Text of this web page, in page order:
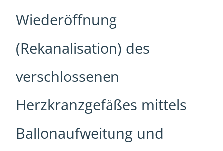
Wiederöffnung
(Rekanalisation) des
verschlossenen
Herzkranzgefäßes mittels
Ballonaufweitung und